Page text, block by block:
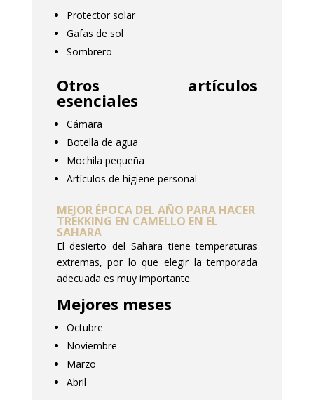
Protector solar
Gafas de sol
Sombrero
Otros artículos
esenciales
Cámara
Botella de agua
Mochila pequeña
Artículos de higiene personal
MEJOR ÉPOCA DEL AÑO PARA HACER
TREKKING EN CAMELLO EN EL
SAHARA
El desierto del Sahara tiene temperaturas
extremas, por lo que elegir la temporada
adecuada es muy importante.
Mejores meses
Octubre
Noviembre
Marzo
Abril